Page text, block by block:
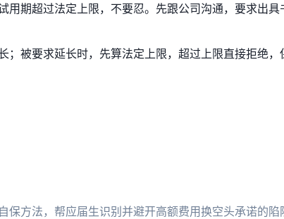
期超过法定上限，不要忍。先跟公司沟通，要求出
被要求延长时，先算法定上限，超过上限直接拒绝，
方法，帮应届生识别并避开高额费用换空头承诺的陷